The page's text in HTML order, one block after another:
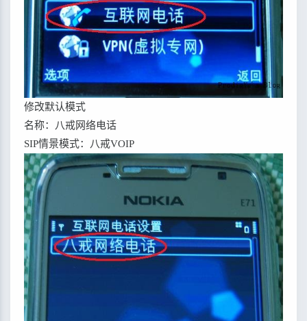
修改默认模式
名称：八戒网络电话
SIP情景模式：八戒VOIP